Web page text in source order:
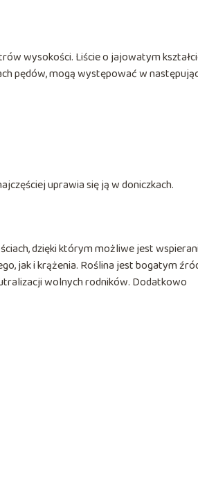
wysokości. Liście o jajowatym
pędów, mogą występować w
uprawia się ją w doniczkach.
dzięki którym możliwe jest
jak i krążenia. Roślina jest bogatym
wolnych rodników. Dodatkowo